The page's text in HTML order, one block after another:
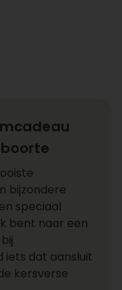
bijzondere
speciaal
bent naar een
iets dat aansluit
kersverse